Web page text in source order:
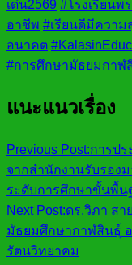
เด่น2569 #โรงเรียน
อาชีพ #เรียนดีมีความ
อนาคต
#การศึกษามัธยมกาฬ
แนะแนวเรื่อง
Previous Post:การป
จากสำนักงานรับรอง
ระดับการศึกษาขั้นพื้น
Next Post:ดร.วิภา สา
มัธยมศึกษากาฬสินธุ์
รัตนวิทยาคม